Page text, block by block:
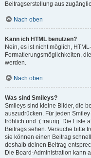
Beitragserstellung aus
Nach oben
Kann ich HTML benutzen?
Nein, es ist nicht möglich,
Formatierungsmöglichkeiten,
werden.
Nach oben
Was sind Smileys?
Smileys sind kleine Bilder, die
auszudrücken. Für jeden
fröhlich und :( traurig. Die Liste
Beitrags sehen. Versuche bitte
sie können einen Beitrag
deshalb deinen Beitrag
Die Board-Administration kann